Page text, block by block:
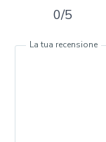
0/5
La tua recensione